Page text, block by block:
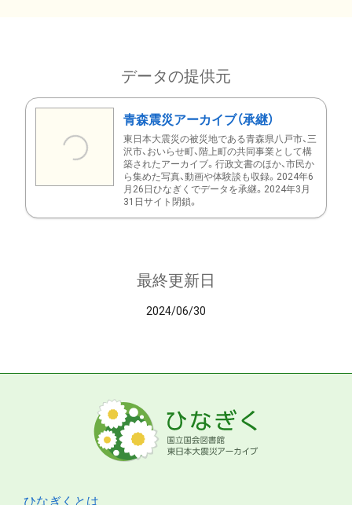
データの提供元
青森震災アーカイブ（承継）
東日本大震災の被災地である青森県八戸市、三
沢市、おいらせ町、階上町の共同事業として構
築されたアーカイブ。行政文書のほか、市民か
ら集めた写真、動画や体験談も収録。2024年6
月26日ひなぎくでデータを承継。2024年3月
31日サイト閉鎖。
最終更新日
2024/06/30
ひなぎくとは